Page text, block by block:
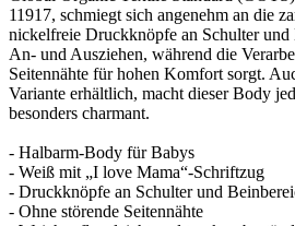
11917, schmiegt sich angenehm an die
nickelfreie Druckknöpfe an Schulter und
An- und Ausziehen, während die
Seitennähte für hohen Komfort sorgt.
Variante erhältlich, macht dieser Body
besonders charmant.
- Halbarm-Body für Babys
- Weiß mit „I love Mama“-Schriftzug
- Druckknöpfe an Schulter und
- Ohne störende Seitennähte